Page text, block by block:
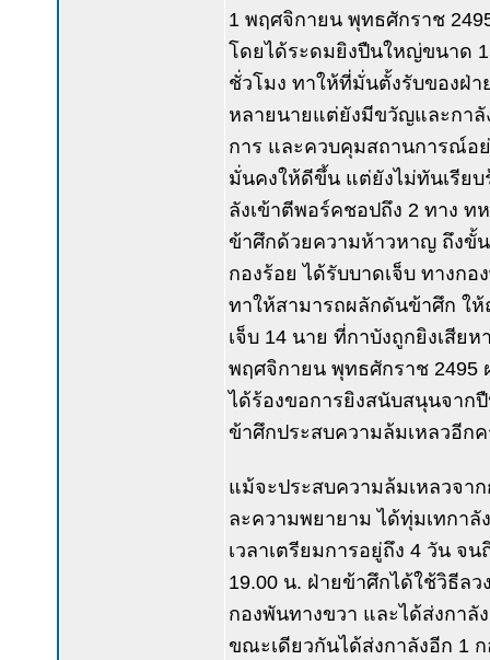
1 พฤศจิกายน พุทธศักราช
โดยได้ระดมยิงปืนใหญ่ขนาด
ชั่วโมง ทาให้ที่มั่นตั้งรับของฝ่า
หลายนายแต่ยังมีขวัญและกาลั
การ และควบคุมสถานการณ์อ
มั่นคงให้ดีขึ้น แต่ยังไม่ทันเรีย
ลังเข้าตีพอร์คชอปถึง 2 ทาง
ข้าศึกด้วยความห้าวหาญ ถึงขั้
กองร้อย ได้รับบาดเจ็บ ทางก
ทาให้สามารถผลักดันข้าศึก ให้
เจ็บ 14 นาย ที่กาบังถูกยิงเสีย
พฤศจิกายน พุทธศักราช 2495
ได้ร้องขอการยิงสนับสนุนจาก
ข้าศึกประสบความล้มเหลวอีกค
แม้จะประสบความล้มเหลวจา
ละความพยายาม ได้ทุ่มเทกา
เวลาเตรียมการอยู่ถึง 4 วัน จ
19.00 น. ฝ่ายข้าศึกได้ใช้วิธีล
กองพันทางขวา และได้ส่งกาลั
ขณะเดียวกันได้ส่งกาลังอีก 1